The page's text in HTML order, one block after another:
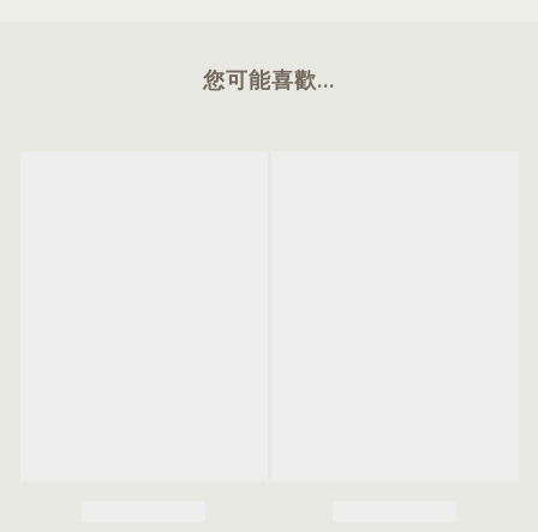
您可能喜歡...